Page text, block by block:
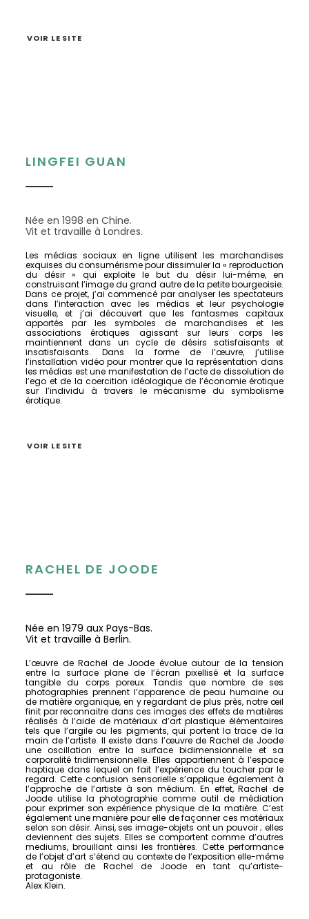
VOIR LE SITE
LINGFEI GUAN
Née en 1998 en Chine.
Vit et travaille à Londres.
Les médias sociaux en ligne utilisent les marchandises
exquises du consumérisme pour dissimuler la « reproduction
du désir » qui exploite le but du désir lui-même, en
construisant l’image du grand autre de la petite bourgeoisie.
Dans ce projet, j’ai commencé par analyser les spectateurs
dans l’interaction avec les médias et leur psychologie
visuelle, et j’ai découvert que les fantasmes capitaux
apportés par les symboles de marchandises et les
associations érotiques agissant sur leurs corps les
maintiennent dans un cycle de désirs satisfaisants et
insatisfaisants. Dans la forme de l’œuvre, j’utilise
l’installation vidéo pour montrer que la représentation dans
les médias est une manifestation de l’acte de dissolution de
l’ego et de la coercition idéologique de l’économie érotique
sur l’individu à travers le mécanisme du symbolisme
érotique.
VOIR LE SITE
RACHEL DE JOODE
Née en 1979 aux Pays-Bas.
Vit et travaille à Berlin.
L’œuvre de Rachel de Joode évolue autour de la tension
entre la surface plane de l’écran pixellisé et la surface
tangible du corps poreux. Tandis que nombre de ses
photographies prennent l’apparence de peau humaine ou
de matière organique, en y regardant de plus près, notre œil
finit par reconnaitre dans ces images des effets de matières
réalisés à l’aide de matériaux d’art plastique élémentaires
tels que l’argile ou les pigments, qui portent la trace de la
main de l’artiste. Il existe dans l’œuvre de Rachel de Joode
une oscillation entre la surface bidimensionnelle et sa
corporalité tridimensionnelle. Elles appartiennent à l’espace
haptique dans lequel on fait l’expérience du toucher par le
regard. Cette confusion sensorielle s’applique également à
l’approche de l’artiste à son médium. En effet, Rachel de
Joode utilise la photographie comme outil de médiation
pour exprimer son expérience physique de la matière. C’est
également une manière pour elle de façonner ces matériaux
selon son désir. Ainsi, ses image-objets ont un pouvoir ; elles
deviennent des sujets. Elles se comportent comme d’autres
mediums, brouillant ainsi les frontières. Cette performance
de l’objet d’art s’étend au contexte de l’exposition elle-même
et au rôle de Rachel de Joode en tant qu’artiste-
protagoniste.
Alex Klein.